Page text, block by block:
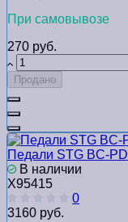
При самовывозе
270 руб.
Продано
Педали STG BC-
В наличии
Х95415
0
3160 руб.